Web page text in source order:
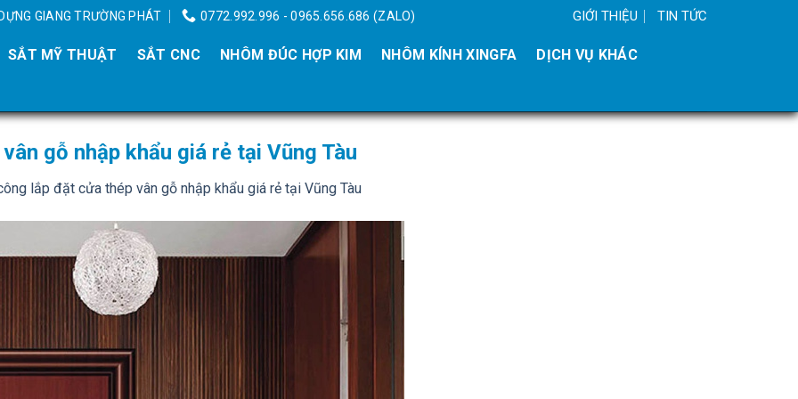
GIANG TRƯỜNG PHÁT 0772.992.996 - 0965.656.686 (ZALO) GIỚI THIỆU TIN TỨC
SẮT MỸ THUẬT SẮT CNC NHÔM ĐÚC HỢP KIM NHÔM KÍNH XINGFA
DỊCH VỤ KHÁC
gỗ nhập khẩu giá rẻ tại Vũng Tàu
lắp đặt cửa thép vân gỗ nhập khẩu giá rẻ tại Vũng Tàu